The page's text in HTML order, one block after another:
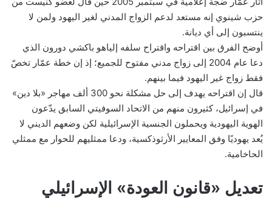
حزب شينوي إنه مستعد لدعم الزواج المدني لغير اليهود ولمن لا
ينتسبون إلى أي ديانة.
أوضح الفرق بين اقتراحه واقتراح سلفه إلياهو باكشي دورون الذي
دعا عام 2004 إلى زواج مدني مفتوح للجميع؛ إذ إن خطة عمّار تخصّ
فقط زواج غير اليهود فيما بينهم.
قال إن اقتراحه يهدف إلى حل مشكلة نحو 300 ألف مهاجر «بلا دين»
في إسرائيل، كثيرون منهم من الاتحاد السوفيتي السابق يدّعون
الهوية اليهودية ويحملون الجنسية الإسرائيلية لكن وضعهم الديني لا
يُعد يهوديًا وفق المعايير الأرثوذكسية، ودعا ممثليهم للحوار مع ممثلي
الحاخامية.
تعديل «قانون العودة» الإسرائيلي